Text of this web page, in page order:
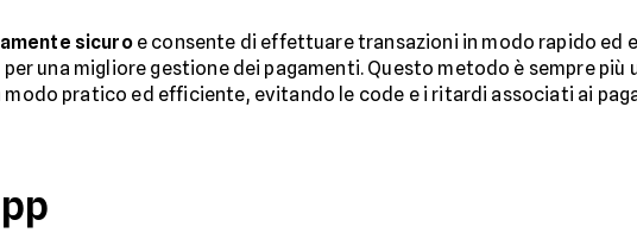
sicuroe consente di effettuare transazioni in modo rapido ed
per una migliore gestione dei pagamenti. Questo metodo è sempre più
pratico ed efficiente, evitando le code e i ritardi associati ai